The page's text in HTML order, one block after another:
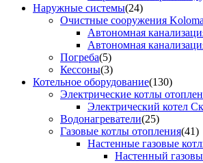
Наружные системы(24)
Очистные сооружения
Автономная
Автономная
Погреба(5)
Кессоны(3)
Котельное оборудование(130)
Электрические котлы
Электрический котел
Водонагреватели(25)
Газовые котлы отопления(41)
Настенные газовые
Настенный